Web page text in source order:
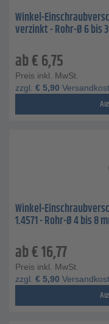
Winkel-
verzinkt - Rohr-Ø 6 bis
ab€6,75
Preis inkl. MwSt.
zzgl. € 5,90
Winkel-
1.4571 - Rohr-Ø 4 bis 8
ab€16,77
Preis inkl. MwSt.
zzgl. € 5,90